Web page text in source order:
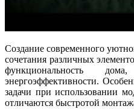
Создание современного уютного жилья требует гармоничного
сочетания различных
функциональность
энергоэффективности.
задачи при использовании
отличаются быстротой